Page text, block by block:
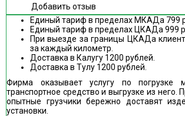
Добавить отзыв
Единый тариф в пределах МКАДа 799
Единый тариф в пределах ЦКАДа 999
При выезде за границы ЦКАДа
за каждый километр.
Доставка в Калугу 1200 рублей.
Доставка в Тулу 1200 рублей.
Фирма оказывает услугу по погрузке
транспортное средство и выгрузке из него.
опытные грузчики бережно доставят
установки.